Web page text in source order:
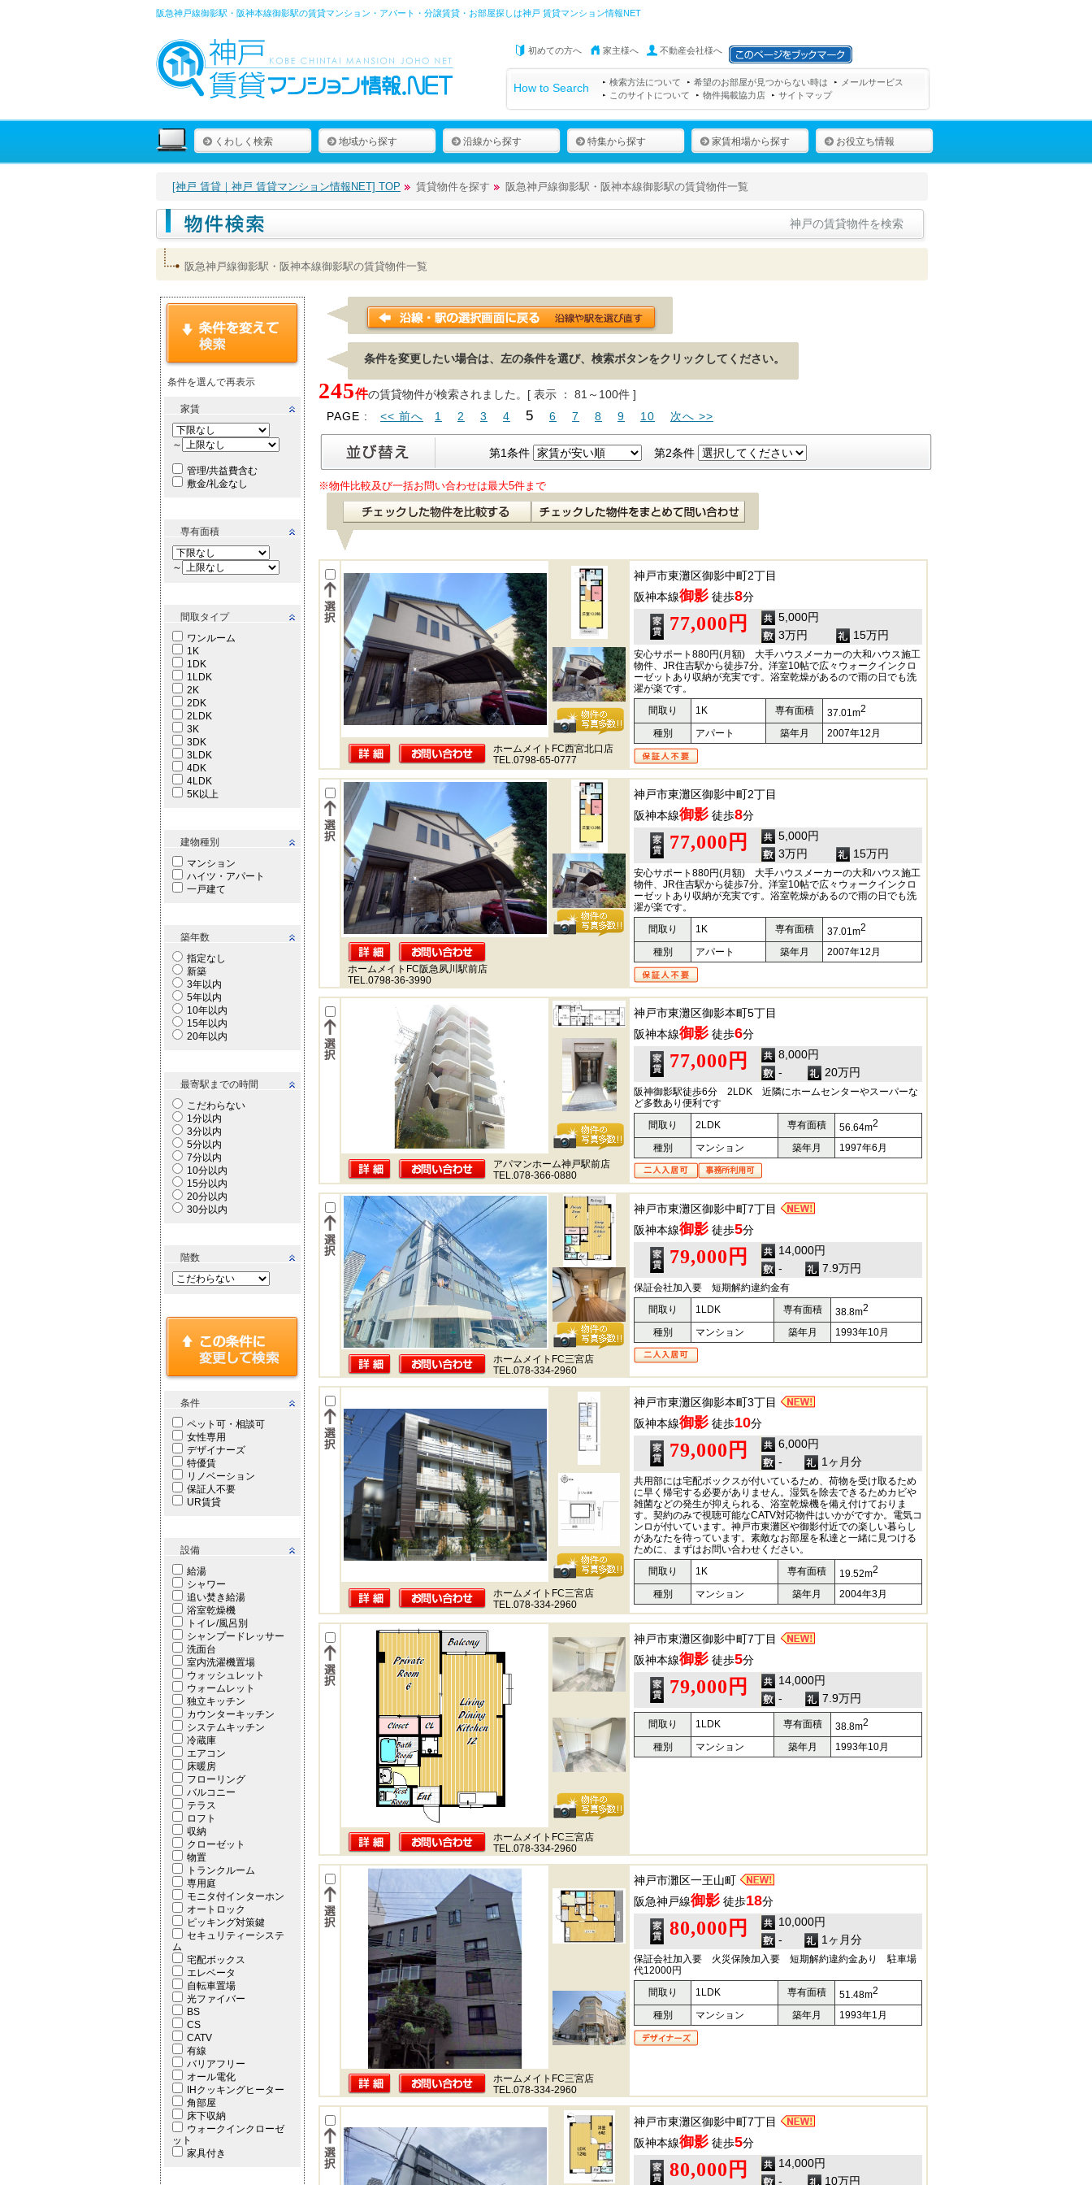
阪急神戸線御影駅・阪神本線御影駅の賃貸マンション・アパート・分譲賃貸・お部屋探しは神戸 賃貸マンション情報NET
初めての方へ 家主様へ 不動産会社様へ
How to Search 検索方法について 希望のお部屋が見つからない時は
メールサービス
このサイトについて
物件掲載協力店 サイトマップ
くわしく検索 地域から探す 沿線から探す 特集から探す 家賃相場から探す お役立ち情報
[神戸 賃貸｜神戸 賃貸マンション情報NET] TOP 賃貸物件を探す 阪急神戸線御影駅・阪神本線御影駅の賃貸物件一覧
神戸の賃貸物件を検索
阪急神戸線御影駅・阪神本線御影駅の賃貸物件一覧
条件を選んで再表示
家賃
～
管理/共益費含む
敷金/礼金なし
専有面積
～
間取タイプ
ワンルーム
1K
1DK
1LDK
2K
2DK
2LDK
3K
3DK
3LDK
4DK
4LDK
5K以上
建物種別
マンション
ハイツ・アパート
一戸建て
築年数
指定なし
新築
3年以内
5年以内
10年以内
15年以内
20年以内
最寄駅までの時間
こだわらない
1分以内
3分以内
5分以内
7分以内
10分以内
15分以内
20分以内
30分以内
階数
条件
ペット可・相談可
女性専用
デザイナーズ
特優賃
リノベーション
保証人不要
UR賃貸
設備
給湯
シャワー
追い焚き給湯
浴室乾燥機
トイレ/風呂別
シャンプードレッサー
洗面台
室内洗濯機置場
ウォッシュレット
ウォームレット
独立キッチン
カウンターキッチン
システムキッチン
冷蔵庫
エアコン
床暖房
フローリング
バルコニー
テラス
ロフト
収納
クローゼット
物置
トランクルーム
専用庭
モニタ付インターホン
オートロック
ピッキング対策鍵
セキュリティーシステ
ム
宅配ボックス
エレベータ
自転車置場
光ファイバー
BS
CS
CATV
有線
バリアフリー
オール電化
IHクッキングヒーター
角部屋
床下収納
ウォークインクローゼ
ット
家具付き
条件を変更したい場合は、左の条件を選び、検索ボタンをクリックしてください。
245件の賃貸物件が検索されました。[ 表示 ： 81～100件 ]
PAGE :
<< 前へ 1 2 3 4 5 6 7 8 9 10 次へ >>
第1条件 第2条件
※物件比較及び一括お問い合わせは最大5件まで
神戸市東灘区御影中町2丁目
阪神本線御影 徒歩8分
77,000円
5,000円
3万円
15万円
安心サポート880円(月額) 大手ハウスメーカーの大和ハウス施工
物件、JR住吉駅から徒歩7分。洋室10帖で広々ウォークインクロ
ーゼットあり収納が充実です。浴室乾燥があるので雨の日でも洗
濯が楽です。
間取り
1K 専有面積 37.01m2
種別 アパート 築年月
2007年12月
ホームメイトFC西宮北口店
TEL.0798-65-0777
神戸市東灘区御影中町2丁目
阪神本線御影 徒歩8分
77,000円
5,000円
3万円
15万円
安心サポート880円(月額) 大手ハウスメーカーの大和ハウス施工
物件、JR住吉駅から徒歩7分。洋室10帖で広々ウォークインクロ
ーゼットあり収納が充実です。浴室乾燥があるので雨の日でも洗
濯が楽です。
間取り
1K 専有面積 37.01m2
種別 アパート 築年月
2007年12月
ホームメイトFC阪急夙川駅前店
TEL.0798-36-3990
神戸市東灘区御影本町5丁目
阪神本線御影 徒歩6分
77,000円
8,000円
-
20万円
阪神御影駅徒歩6分 2LDK 近隣にホームセンターやスーパーな
ど多数あり便利です
間取り
2LDK 専有面積 56.64m2
種別 マンション 築年月
1997年6月
アパマンホーム神戸駅前店
TEL.078-366-0880
神戸市東灘区御影中町7丁目
阪神本線御影 徒歩5分
79,000円
14,000円
-
7.9万円
保証会社加入要 短期解約違約金有
間取り
1LDK 専有面積 38.8m2
種別 マンション 築年月 1993年10月
ホームメイトFC三宮店
TEL.078-334-2960
神戸市東灘区御影本町3丁目
阪神本線御影 徒歩10分
79,000円
6,000円
-
1ヶ月分
共用部には宅配ボックスが付いているため、荷物を受け取るため
に早く帰宅する必要がありません。湿気を除去できるためカビや
雑菌などの発生が抑えられる、浴室乾燥機を備え付けておりま
す。契約のみで視聴可能なCATV対応物件はいかがですか。電気コ
ンロが付いています。神戸市東灘区や御影付近での楽しい暮らし
があなたを待っています。素敵なお部屋を私達と一緒に見つける
ために、まずはお問い合わせください。
間取り
1K 専有面積 19.52m2
種別 マンション 築年月 2004年3月
ホームメイトFC三宮店
TEL.078-334-2960
神戸市東灘区御影中町7丁目
阪神本線御影 徒歩5分
79,000円
14,000円
-
7.9万円
間取り 1LDK 専有面積 38.8m2
種別 マンション 築年月 1993年10月
ホームメイトFC三宮店
TEL.078-334-2960
神戸市灘区一王山町
阪急神戸線御影 徒歩18分
80,000円
10,000円
-
1ヶ月分
保証会社加入要 火災保険加入要 短期解約違約金あり 駐車場
代12000円
間取り
1LDK 専有面積 51.48m2
種別 マンション 築年月 1993年1月
ホームメイトFC三宮店
TEL.078-334-2960
神戸市東灘区御影中町7丁目
阪神本線御影 徒歩5分
80,000円
14,000円
-
10万円